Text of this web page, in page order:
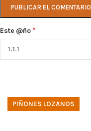
Este @ño *
PIÑONES LOZANOS